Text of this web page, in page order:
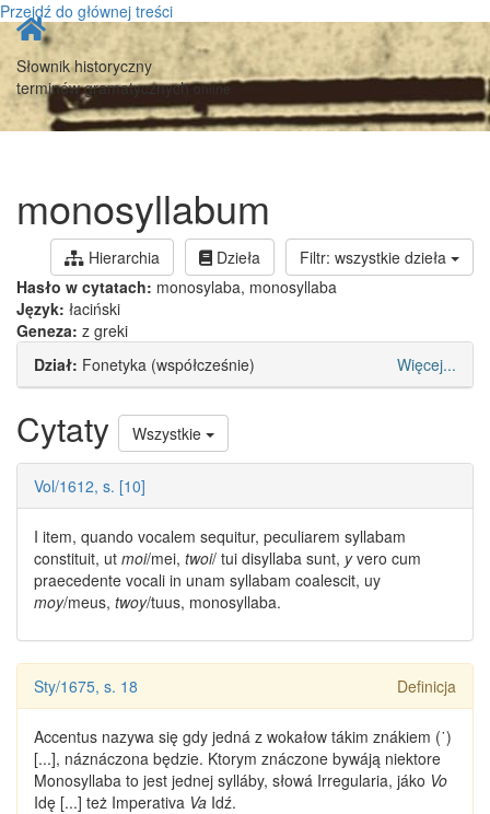
Przejdź do głównej treści
Strona
główna
Słownik historyczny
terminów gramatycznychonline
monosyllabum
Hierarchia Dzieła
Filtr: wszystkie dzieła
Hasło w cytatach: monosylaba, monosyllaba
Język: łaciński
Geneza: z greki
Dział: Fonetyka (współcześnie) Więcej...
Cytaty Wszystkie
Vol/1612, s. [10]
I item, quando vocalem sequitur, peculiarem syllabam
constituit, ut moi/mei, twoi/ tui disyllaba sunt, yvero cum
praecedente vocali in unam syllabam coalescit, uy
moy/meus, twoy/tuus, monosyllaba.
Sty/1675, s. 18 Definicja
Accentus nazywa się gdy jedná z wokałow tákim znákiem (᾿)
[...], náznáczona będzie. Ktorym znáczone bywáją niektore
Monosyllaba to jest jednej sylláby, słowá Irregularia, jáko Vo
Idę [...] też Imperativa Va Idź.